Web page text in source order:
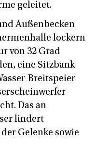
geleitet.
Außenbecken
lockern
von 32 Grad
eine Sitzbank
Breitspeier
Das an
lindert
Gelenke sowie